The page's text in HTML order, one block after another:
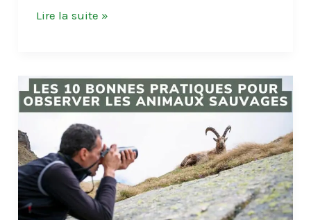
Où
au
Québec
Les
Meilleurs
Endroits
Lire la suite »